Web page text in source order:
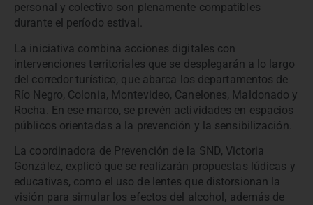
personal y colectivo son plenamente compatibles
durante el período estival.
La iniciativa combina acciones digitales con
intervenciones territoriales que se desplegarán a lo largo
del corredor turístico, que abarca los departamentos de
Río Negro, Colonia, Montevideo, Canelones, Maldonado y
Rocha. En ese marco, se prevén actividades en espacios
públicos orientadas a la prevención y la sensibilización.
La coordinadora de Prevención de la SND, Victoria
González, explicó que se realizarán propuestas lúdicas y
educativas, como el uso de lentes que distorsionan la
visión para simular los efectos del alcohol, además de